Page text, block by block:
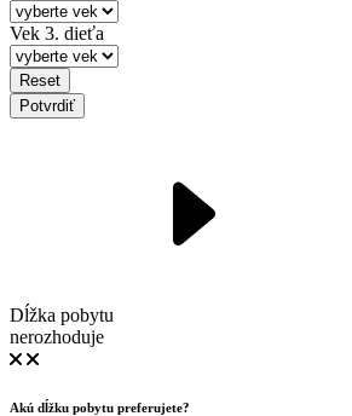
Vek 3. dieťa
Reset
Potvrdiť
Dĺžka pobytu
nerozhoduje
Akú dĺžku pobytu preferujete?